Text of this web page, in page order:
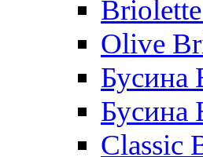
Olive
Бусина
Бусина
Classic